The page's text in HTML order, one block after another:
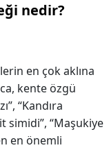
nedir?
en çok aklına
kente özgü
“Kandıra
simidi”, “Maşukiye
en önemli